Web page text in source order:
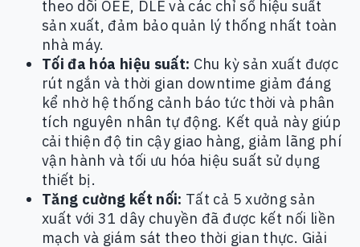
theo dõi OEE, DLE và các chỉ số hiệu suất
sản xuất, đảm bảo quản lý thống nhất toàn
nhà máy.
Tối đa hóa hiệu suất: Chu kỳ sản xuất được
rút ngắn và thời gian downtime giảm đáng
kể nhờ hệ thống cảnh báo tức thời và phân
tích nguyên nhân tự động. Kết quả này giúp
cải thiện độ tin cậy giao hàng, giảm lãng phí
vận hành và tối ưu hóa hiệu suất sử dụng
thiết bị.
Tăng cường kết nối: Tất cả 5 xưởng sản
xuất với 31 dây chuyền đã được kết nối liền
mạch và giám sát theo thời gian thực. Giải